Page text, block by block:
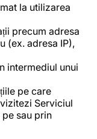
la utilizarea
precum adresa
(ex. adresa IP),
intermediul unui
pe care
Serviciul
sau prin